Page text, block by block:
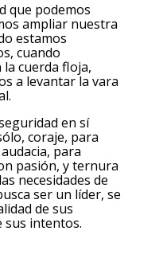
que podemos
ampliar nuestra
estamos
cuando
cuerda floja,
a levantar la vara
en sí
coraje, para
para
pasión, y ternura
necesidades de
ser un líder, se
de sus
sus intentos.